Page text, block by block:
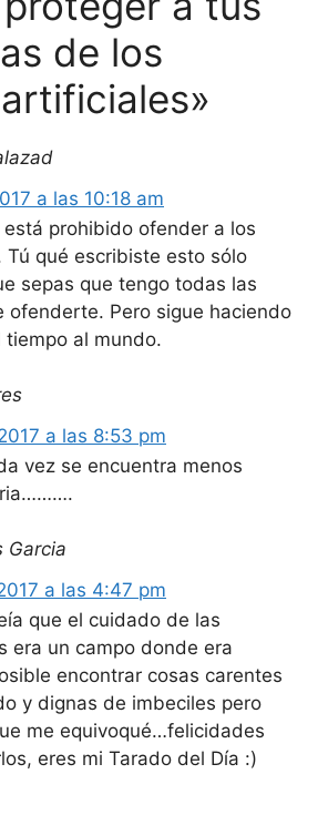
de los
a las 10:18 am
está prohibido ofender a los
Tú qué escribiste esto sólo
sepas que tengo todas las
ofenderte. Pero sigue haciendo
tiempo al mundo.
a las 8:53 pm
vez se encuentra menos
Garcia
a las 4:47 pm
que el cuidado de las
era un campo donde era
encontrar cosas carentes
y dignas de imbeciles pero
me equivoqué…felicidades
eres mi Tarado del Día :)